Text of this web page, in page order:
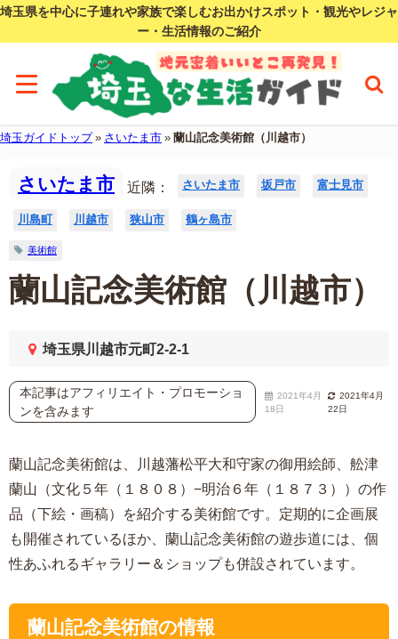
埼玉県を中心に子連れや家族で楽しむお出かけスポット・観光やレジャ
ー・生活情報のご紹介
埼玉ガイドトップ» さいたま市 » 蘭山記念美術館（川越市）
さいたま市 近隣： さいたま市 坂戸市 富士見市
川島町 川越市 狭山市 鶴ヶ島市
美術館
蘭山記念美術館（川越市）
埼玉県川越市元町2-2-1
本記事はアフィリエイト・プロモーショ
ンを含みます
2021年4月
18日
2021年4月
22日
蘭山記念美術館は、川越藩松平大和守家の御用絵師、舩津
蘭山（文化５年（１８０８）−明治６年（１８７３））の作
品（下絵・画稿）を紹介する美術館です。定期的に企画展
も開催されているほか、蘭山記念美術館の遊歩道には、個
性あふれるギャラリー＆ショップも併設されています。
蘭山記念美術館の情報